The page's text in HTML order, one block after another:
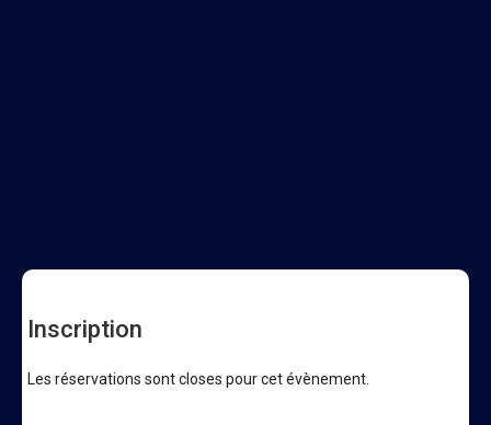
Inscription
Les réservations sont closes pour cet évènement.